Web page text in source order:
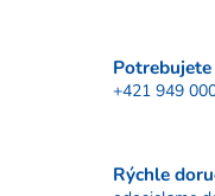
+421 949
Rýchle